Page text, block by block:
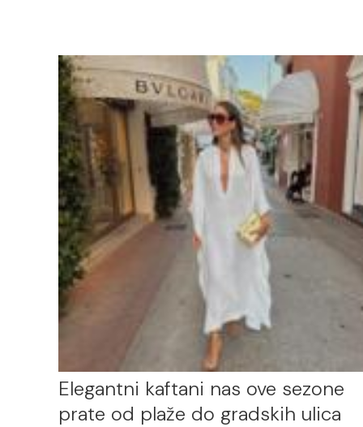
Elegantni kaftani nas ove sezone
prate od plaže do gradskih ulica